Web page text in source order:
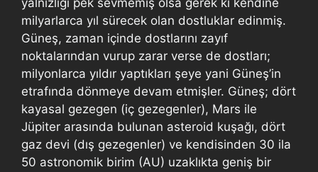
yalnızlığı pek sevmemiş olsa gerek ki kendine
milyarlarca yıl sürecek olan dostluklar edinmiş.
Güneş, zaman içinde dostlarını zayıf
noktalarından vurup zarar verse de dostları;
milyonlarca yıldır yaptıkları şeye yani Güneş’in
etrafında dönmeye devam etmişler. Güneş; dört
kayasal gezegen (iç gezegenler), Mars ile
Jüpiter arasında bulunan asteroid kuşağı, dört
gaz devi (dış gezegenler) ve kendisinden 30 ila
50 astronomik birim (AU) uzaklıkta geniş bir